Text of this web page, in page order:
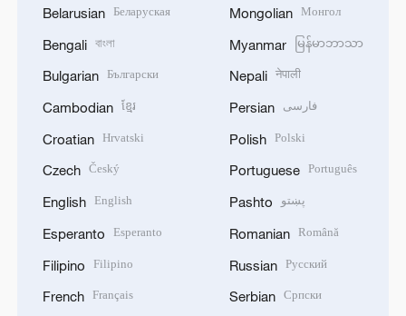
Belarusian Беларуская
Bengali বাংলা
Bulgarian Български
Cambodian ខ្មែរ
Croatian Hrvatski
Czech Český
English English
Esperanto Esperanto
Filipino Filipino
French Français
Mongolian Монгол
Myanmar မြန်မာဘာသာ
Nepali नेपाली
Persian فارسی
Polish Polski
Portuguese Português
Pashto پښتو
Romanian Română
Russian Русский
Serbian Српски